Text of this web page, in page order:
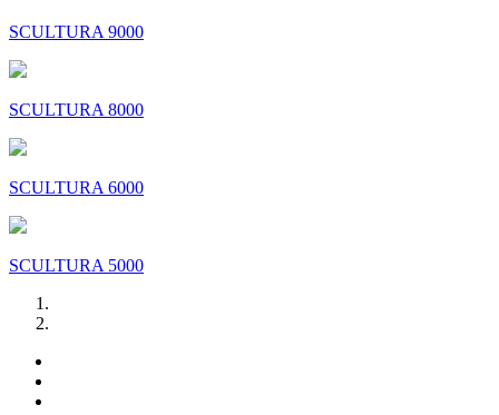
SCULTURA 9000
SCULTURA 8000
SCULTURA 6000
SCULTURA 5000